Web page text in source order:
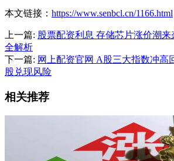
本文链接： https://www.senbcl.cn/1166.html
上一篇: 股票配资利息 存储芯片涨价潮
全解析
下一篇: 网上配资官网 A股三大指数冲高
股兑现风险
相关推荐